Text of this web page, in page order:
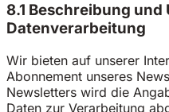
8.1 Beschreibung und
Datenverarbeitung
Wir bieten auf unserer
Abonnement unseres
Newsletters wird die
Daten zur Verarbeitung